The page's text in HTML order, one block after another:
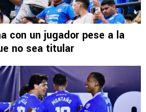
con un jugador pese a la
no sea titular